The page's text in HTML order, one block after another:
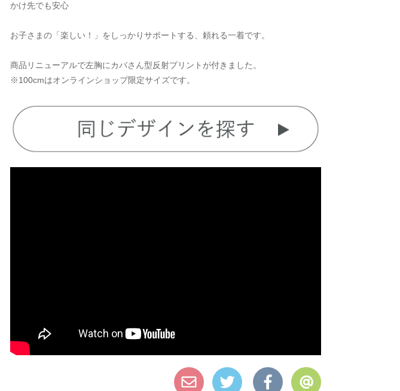
かけ先でも安心
お子さまの「楽しい！」をしっかりサポートする、頼れる一着です。
商品リニューアルで左胸にカバさん型反射プリントが付きました。
※100cmはオンラインショップ限定サイズです。